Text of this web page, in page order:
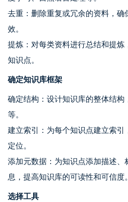
去重：删除重复或冗余的资料，
效。
提炼：对每类资料进行总结和提
知识点。
确定知识库框架
确定结构：设计知识库的整体结
等。
建立索引：为每个知识点建立索
定位。
添加元数据：为知识点添加描述
息，提高知识库的可读性和可信度。
选择工具